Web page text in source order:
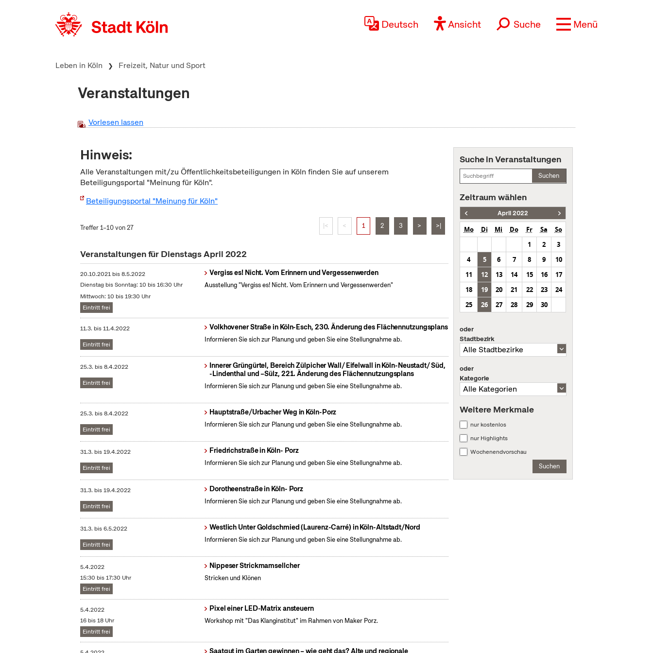
Deutsch Ansicht Suche Menü
Leben in Köln Freizeit, Natur und Sport
Veranstaltungen
Vorlesen lassen
Hinweis:
Alle Veranstaltungen mit/zu Öffentlichkeitsbeteiligungen in Köln finden Sie auf unserem
Beteiligungsportal "Meinung für Köln".
Beteiligungsportal "Meinung für Köln"
Treffer 1–10 von 27 |< < 1 2 3 > >|
Veranstaltungen für Dienstags April 2022
20.10.2021 bis8.5.2022
Dienstag bis Sonntag: 10 bis 16:30 Uhr
Mittwoch: 10 bis 19:30 Uhr
Eintritt frei
Vergiss es! Nicht. Vom Erinnern und Vergessenwerden
Ausstellung "Vergiss es! Nicht. Vom Erinnern und Vergessenwerden"
11.3. bis11.4.2022
Eintritt frei
Volkhovener Straße in Köln-Esch, 230. Änderung des Flächennutzungsplans
Informieren Sie sich zur Planung und geben Sie eine Stellungnahme ab.
25.3. bis8.4.2022
Eintritt frei
Innerer Grüngürtel, Bereich Zülpicher Wall/ Eifelwall in Köln-Neustadt/ Süd,
-Lindenthal und –Sülz, 221. Änderung des Flächennutzungsplans
Informieren Sie sich zur Planung und geben Sie eine Stellungnahme ab.
25.3. bis8.4.2022
Eintritt frei
Hauptstraße/Urbacher Weg in Köln-Porz
Informieren Sie sich zur Planung und geben Sie eine Stellungnahme ab.
31.3. bis19.4.2022
Eintritt frei
Friedrichstraße in Köln- Porz
Informieren Sie sich zur Planung und geben Sie eine Stellungnahme ab.
31.3. bis19.4.2022
Eintritt frei
Dorotheenstraße in Köln- Porz
Informieren Sie sich zur Planung und geben Sie eine Stellungnahme ab.
31.3. bis6.5.2022
Eintritt frei
Westlich Unter Goldschmied (Laurenz-Carré) in Köln-Altstadt/Nord
Informieren Sie sich zur Planung und geben Sie eine Stellungnahme ab.
5.4.2022
15:30 bis 17:30 Uhr
Eintritt frei
Nippeser Strickmamsellcher
Stricken und Klönen
5.4.2022
16 bis 18 Uhr
Eintritt frei
Pixel einer LED-Matrix ansteuern
Workshop mit "Das Klanginstitut" im Rahmen von Maker Porz.
Saatgut im Garten gewinnen – wie geht das? Alte und regionale
Suche in Veranstaltungen
Suchen
Zeitraum wählen
April 2022
Mo Di Mi Do Fr Sa
So
1
2
3
4
5 6 7 8 9
10
11
12 13 14 15 16
17
18
19 20 21 22 23
24
25
26 27 28 29 30
oder
Stadtbezirk
oder
Kategorie
Weitere Merkmale
nur kostenlos
nur Highlights
Wochenendvorschau
Suchen